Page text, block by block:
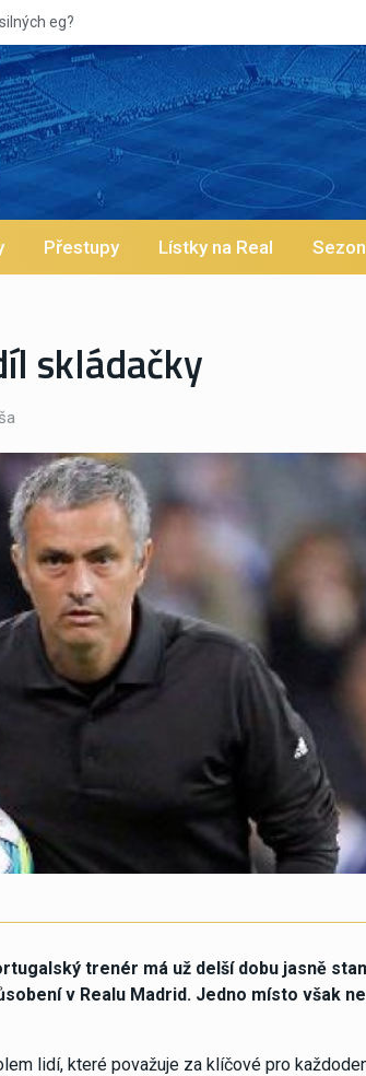
Přestupy Lístky na Real
skládačky
trenér má už delší dobu jasně
v Realu Madrid. Jedno místo však
lidí, které považuje za klíčové pro